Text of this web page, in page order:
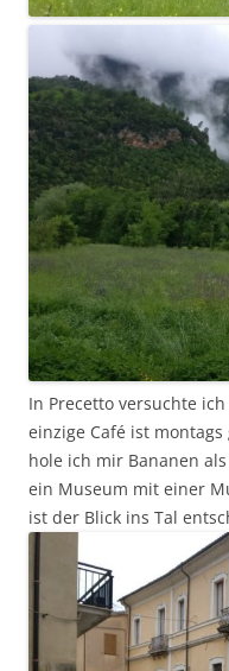
In Precetto versuchte
einzige Café ist
hole ich mir Bananen
ein Museum mit einer
ist der Blick ins Tal